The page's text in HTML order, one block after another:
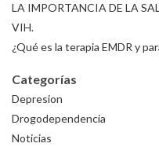
LA IMPORTANCIA DE LA
VIH.
¿Qué es la terapia EMDR y
Categorías
Depresion
Drogodependencia
Noticias